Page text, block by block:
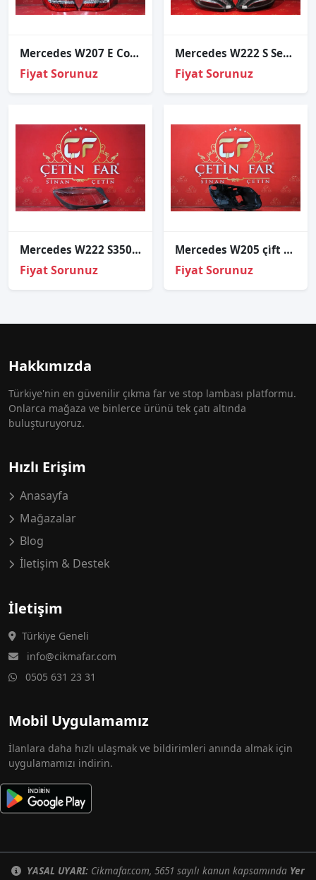
Mercedes W207 E Coupe Led Sağ Sol Diş Stop Sıfır Ulo
Fiyat Sorunuz
Mercedes W222 S Seri̇si̇ Gece Görüşlü Sağ Sol Far
Fiyat Sorunuz
Mercedes W222 S350 S500 Sağ Far Cami
Fiyat Sorunuz
Mercedes W205 çi̇ft Mercek Sağ Far Kasasi
Fiyat Sorunuz
Hakkımızda
Türkiye'nin en güvenilir çıkma far ve stop lambası platformu.
Onlarca mağaza ve binlerce ürünü tek çatı altında
buluşturuyoruz.
Hızlı Erişim
Anasayfa
Mağazalar
Blog
İletişim & Destek
İletişim
Türkiye Geneli
info@cikmafar.com
0505 631 23 31
Mobil Uygulamamız
İlanlara daha hızlı ulaşmak ve bildirimleri anında almak için
uygulamamızı indirin.
YASAL UYARI: Cikmafar.com, 5651 sayılı kanun kapsamında Yer